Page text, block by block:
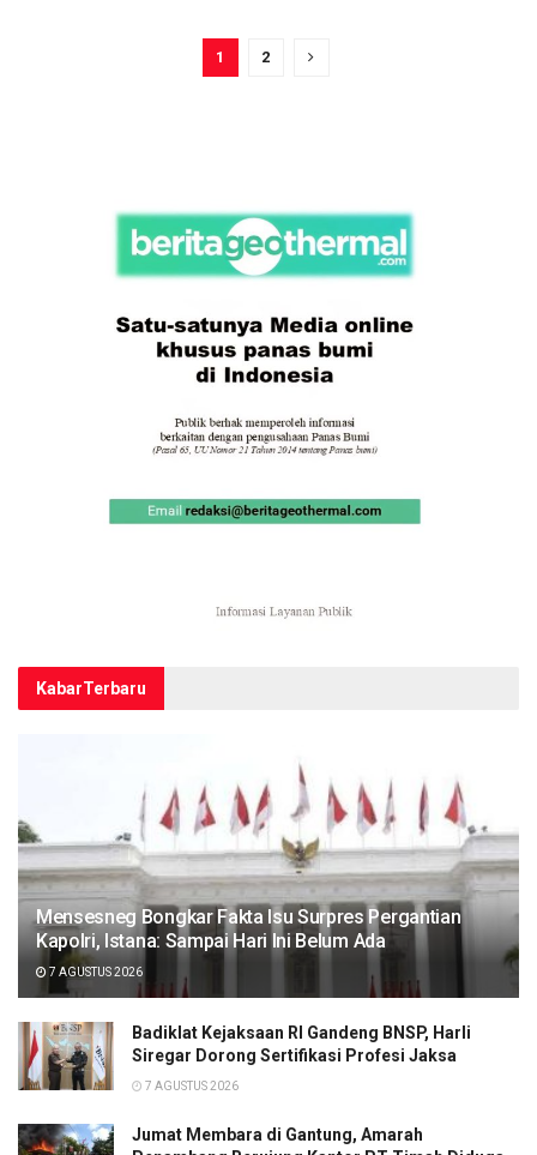
1 2
KabarTerbaru
Mensesneg Bongkar Fakta Isu Surpres Pergantian
Kapolri, Istana: Sampai Hari Ini Belum Ada
7 AGUSTUS 2026
Badiklat Kejaksaan RI Gandeng BNSP, Harli
Siregar Dorong Sertifikasi Profesi Jaksa
7 AGUSTUS 2026
Jumat Membara di Gantung, Amarah